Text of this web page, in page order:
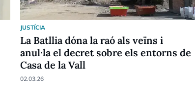
JUSTÍCIA
La Batllia dóna la raó als veïns i
anul·la el decret sobre els entorns de
Casa de la Vall
02.03.26